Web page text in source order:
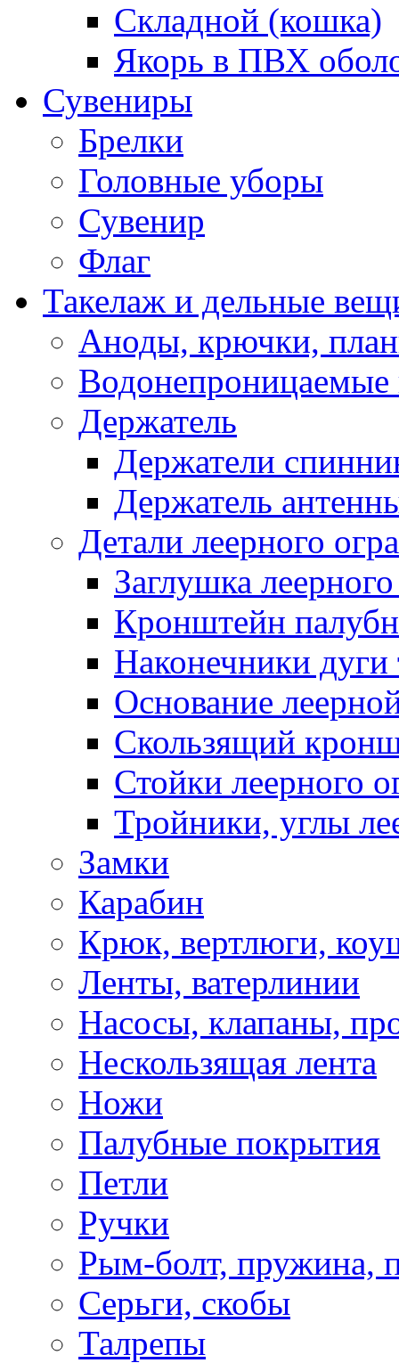
Складной (кошка)
Якорь в ПВХ
Сувениры
Брелки
Головные уборы
Сувенир
Флаг
Такелаж и дельные
Аноды, крючки,
Водонепроницаемые
Держатель
Держатели
Держатель
Детали леерного
Заглушка
Кронштейн
Наконечники дуги
Основание
Скользящий
Стойки леерного
Тройники, углы
Замки
Карабин
Крюк, вертлюги,
Ленты, ватерлинии
Насосы, клапаны,
Нескользящая лента
Ножи
Палубные покрытия
Петли
Ручки
Рым-болт, пружина,
Серьги, скобы
Талрепы